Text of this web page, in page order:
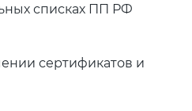
списках ПП РФ
сертификатов и